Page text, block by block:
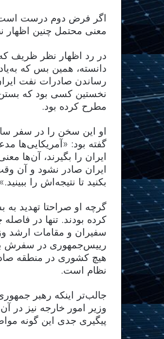
اگر فرض دوم درست است،
معنی محتمل چنین
در رد اظهار نظر ظریف
دانسته، همین بس که
رساندن صادرات نفت
نخستین کسی بود که بستن
مطرح کرده بود.
گفته بود: «آمریکایی‌ها
ایران را بگیرند، آن‌ها
ایران صادر نشود و آن
بکنید تا نتیجه‌اش را ببینید.»
گرچه او صراحتا تهدید به
کرده بودند. تنها در
سفیران و مقامات ارشد
رییس‌جمهوری در سفرش به
هیچ کشوری در منطقه
نظام است.
جالب‌تر اینکه رهبر
وزیر امور خارجه نیز در
پیگیری جدی این گونه